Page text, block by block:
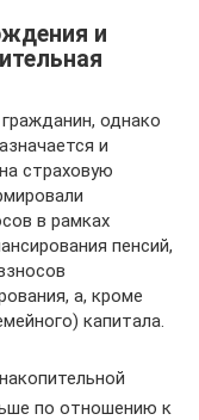
и
однако
и
страховую
в рамках
пенсий,
а, кроме
капитала.
по отношению к